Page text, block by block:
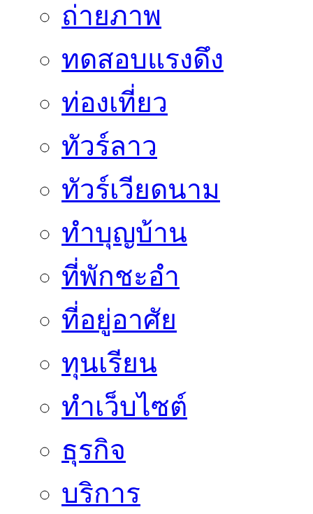
ถ่ายภาพ
ทดสอบแรงดึง
ท่องเที่ยว
ทัวร์ลาว
ทัวร์เวียดนาม
ทำบุญบ้าน
ที่พักชะอำ
ที่อยู่อาศัย
ทุนเรียน
ทําเว็บไซต์
ธุรกิจ
บริการ